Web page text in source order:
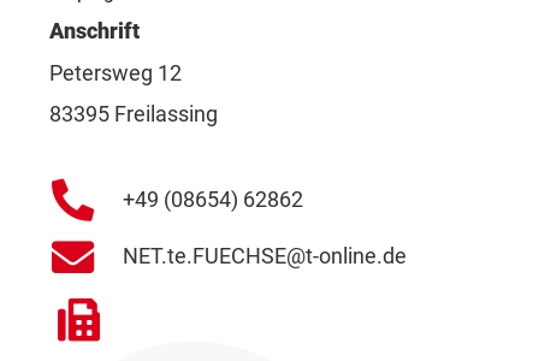
Anschrift
Petersweg 12
83395 Freilassing
+49 (08654) 62862
NET.te.FUECHSE@t-online.de